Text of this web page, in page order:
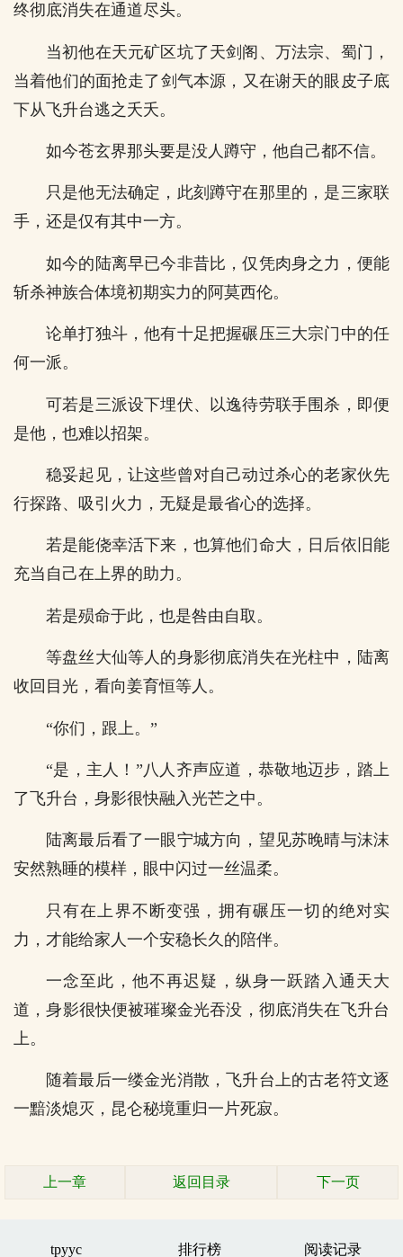
终彻底消失在通道尽头。
当初他在天元矿区坑了天剑阁、万法宗、蜀门，
当着他们的面抢走了剑气本源，又在谢天的眼皮子底
下从飞升台逃之夭夭。
如今苍玄界那头要是没人蹲守，他自己都不信。
只是他无法确定，此刻蹲守在那里的，是三家联
手，还是仅有其中一方。
如今的陆离早已今非昔比，仅凭肉身之力，便能
斩杀神族合体境初期实力的阿莫西伦。
论单打独斗，他有十足把握碾压三大宗门中的任
何一派。
可若是三派设下埋伏、以逸待劳联手围杀，即便
是他，也难以招架。
稳妥起见，让这些曾对自己动过杀心的老家伙先
行探路、吸引火力，无疑是最省心的选择。
若是能侥幸活下来，也算他们命大，日后依旧能
充当自己在上界的助力。
若是殒命于此，也是咎由自取。
等盘丝大仙等人的身影彻底消失在光柱中，陆离
收回目光，看向姜育恒等人。
“你们，跟上。”
“是，主人！”八人齐声应道，恭敬地迈步，踏上
了飞升台，身影很快融入光芒之中。
陆离最后看了一眼宁城方向，望见苏晚晴与沫沫
安然熟睡的模样，眼中闪过一丝温柔。
只有在上界不断变强，拥有碾压一切的绝对实
力，才能给家人一个安稳长久的陪伴。
一念至此，他不再迟疑，纵身一跃踏入通天大
道，身影很快便被璀璨金光吞没，彻底消失在飞升台
上。
随着最后一缕金光消散，飞升台上的古老符文逐
一黯淡熄灭，昆仑秘境重归一片死寂。
上一章 返回目录 下一页
tpyyc 排行榜 阅读记录